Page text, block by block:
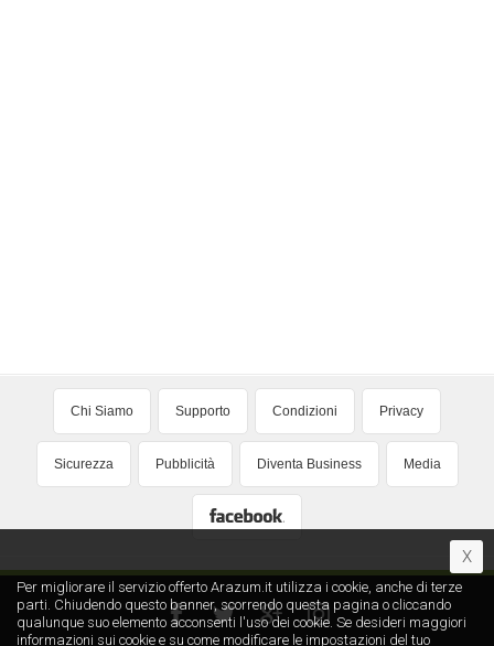
Chi Siamo Supporto Condizioni Privacy
Sicurezza Pubblicità Diventa Business Media
Per migliorare il servizio offerto Arazum.it utilizza i cookie, anche di terze
parti. Chiudendo questo banner, scorrendo questa pagina o cliccando
qualunque suo elemento acconsenti l′uso dei cookie. Se desideri maggiori
informazioni sui cookie e su come modificare le impostazioni del tuo
X